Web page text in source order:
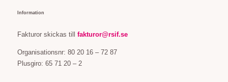
Information
Fakturor skickas till fakturor@rsif.se
Organisationsnr: 80 20 16 – 72 87
Plusgiro: 65 71 20 – 2